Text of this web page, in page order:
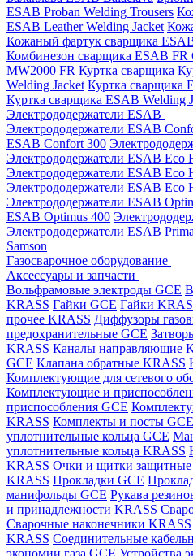
ESAB Proban Welding Trousers
ESAB Leather Welding Jacket
Кожаный фартук сварщика
Комбинезон сварщика ESAB FR
MW2000 FR Куртка сварщика
Welding Jacket Куртка сварщика
Куртка сварщика ESAB Welding
Электрододержатели ESAB
Электрододержатели ESAB
ESAB Confort 300
Электрододержатели ESAB Eco
Электрододержатели ESAB Eco
Электрододержатели ESAB Eco
Электрододержатели ESAB
ESAB Optimus 400
Электрододержатели ESAB Prima
Samson
Газосварочное оборудование
Аксессуары и запчасти
Вольфрамовые электроды GCE
KRASS Гайки GCE Гайки
прочее KRASS Диффузоры
предохранительные GCE
KRASS Каналы направляющие
GCE Клапана обратные KRASS
Комплектующие для сетевого
Комплектующие и
приспособления GCE
KRASS Комплекты и посты GCE
уплотнительные кольца GCE
уплотнительные кольца KRASS
KRASS Очки и щитки защитные
KRASS Прокладки GCE
манифольды GCE Рукава
и принадлежности KRASS
Сварочные наконечники KRASS
KRASS Соединительные
экономии газа GCE Устройства